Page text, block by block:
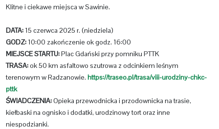
Klitne i ciekawe miejsca w Sawinie.
DATA: 15 czerwca 2025 r. (niedziela)
GODZ: 10:00 zakończenie ok godz. 16:00
MIEJSCE STARTU:Plac Gdański przy pomniku PTTK
TRASA:ok 50 km asfaltowo szutrowa z odcinkiem leśnym
terenowym w Radzanowie. https://traseo.pl/trasa/viii-urodziny-chkc-
pttk
ŚWIADCZENIA:Opieka przewodnicka i przodownicka na trasie,
kiełbaski na ognisko i dodatki, urodzinowy tort oraz inne
niespodzianki.